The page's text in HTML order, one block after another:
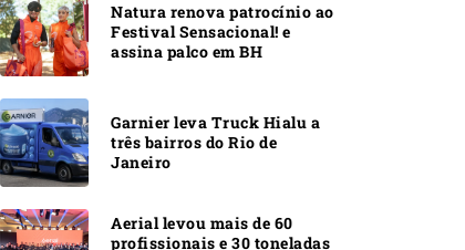
Natura renova patrocínio ao
Festival Sensacional! e
assina palco em BH
Garnier leva Truck Hialu a
três bairros do Rio de
Janeiro
Aerial levou mais de 60
profissionais e 30 toneladas